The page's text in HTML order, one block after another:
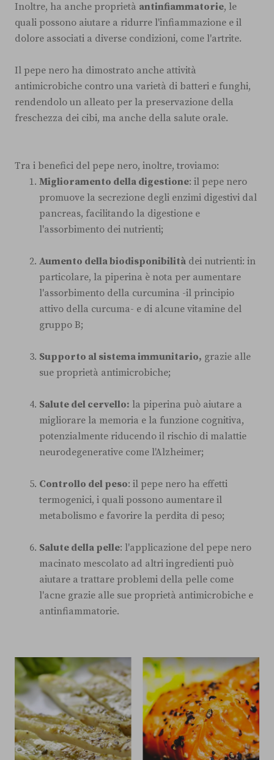
Inoltre, ha anche proprietà antinfiammatorie, le
quali possono aiutare a ridurre l'infiammazione e il
dolore associati a diverse condizioni, come l'artrite.
Il pepe nero ha dimostrato anche attività
antimicrobiche contro una varietà di batteri e funghi,
rendendolo un alleato per la preservazione della
freschezza dei cibi, ma anche della salute orale.
Tra i benefici del pepe nero, inoltre, troviamo:
Miglioramento della digestione: il pepe nero
promuove la secrezione degli enzimi digestivi dal
pancreas, facilitando la digestione e
l'assorbimento dei nutrienti;
Aumento della biodisponibilità dei nutrienti: in
particolare, la piperina è nota per aumentare
l'assorbimento della curcumina -il principio
attivo della curcuma- e di alcune vitamine del
gruppo B;
Supporto al sistema immunitario, grazie alle
sue proprietà antimicrobiche;
Salute del cervello: la piperina può aiutare a
migliorare la memoria e la funzione cognitiva,
potenzialmente riducendo il rischio di malattie
neurodegenerative come l'Alzheimer;
Controllo del peso: il pepe nero ha effetti
termogenici, i quali possono aumentare il
metabolismo e favorire la perdita di peso;
Salute della pelle: l'applicazione del pepe nero
macinato mescolato ad altri ingredienti può
aiutare a trattare problemi della pelle come
l'acne grazie alle sue proprietà antimicrobiche e
antinfiammatorie.